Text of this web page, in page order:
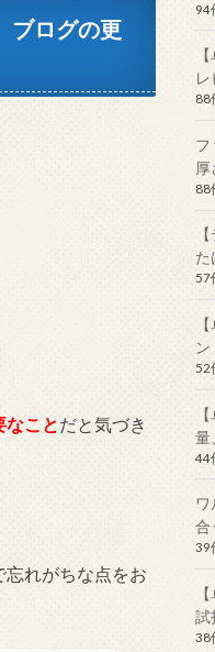
ブログの更
なことだと気づき
れがちな点をお
94
88
フ
厚
88
た
57
52
量
44
合
39
試
38